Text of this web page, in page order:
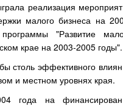
реализация
малого бизнеса на
"Развитие
крае на 2003-2005 годы".
столь эффективного
и местном уровнях края.
года на